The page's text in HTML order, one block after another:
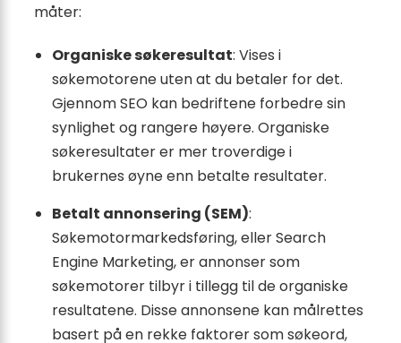
måter:
Organiske søkeresultat: Vises i
søkemotorene uten at du betaler for det.
Gjennom SEO kan bedriftene forbedre sin
synlighet og rangere høyere. Organiske
søkeresultater er mer troverdige i
brukernes øyne enn betalte resultater.
Betalt annonsering (SEM):
Søkemotormarkedsføring, eller Search
Engine Marketing, er annonser som
søkemotorer tilbyr i tillegg til de organiske
resultatene. Disse annonsene kan målrettes
basert på en rekke faktorer som søkeord,